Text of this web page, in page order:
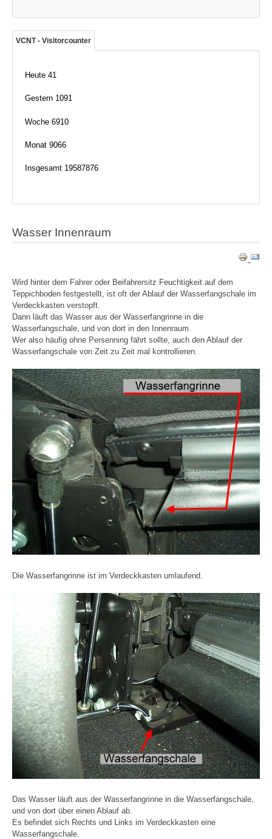
VCNT - Visitorcounter
Heute 41
Gestern 1091
Woche 6910
Monat 9066
Insgesamt 19587876
Wasser Innenraum
Wird hinter dem Fahrer oder Beifahrersitz Feuchtigkeit auf dem
Teppichboden festgestellt, ist oft der Ablauf der Wasserfangschale im
Verdeckkasten verstopft.
Dann läuft das Wasser aus der Wasserfangrinne in die
Wasserfangschale, und von dort in den Innenraum.
Wer also häufig ohne Persenning fährt sollte, auch den Ablauf der
Wasserfangschale von Zeit zu Zeit mal kontrollieren.
Die Wasserfangrinne ist im Verdeckkasten umlaufend.
Das Wasser läuft aus der Wasserfangrinne in die Wasserfangschale,
und von dort über einen Ablauf ab.
Es befindet sich Rechts und Links im Verdeckkasten eine
Wasserfangschale.